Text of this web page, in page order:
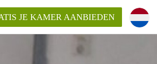
JE KAMER AANBIEDEN